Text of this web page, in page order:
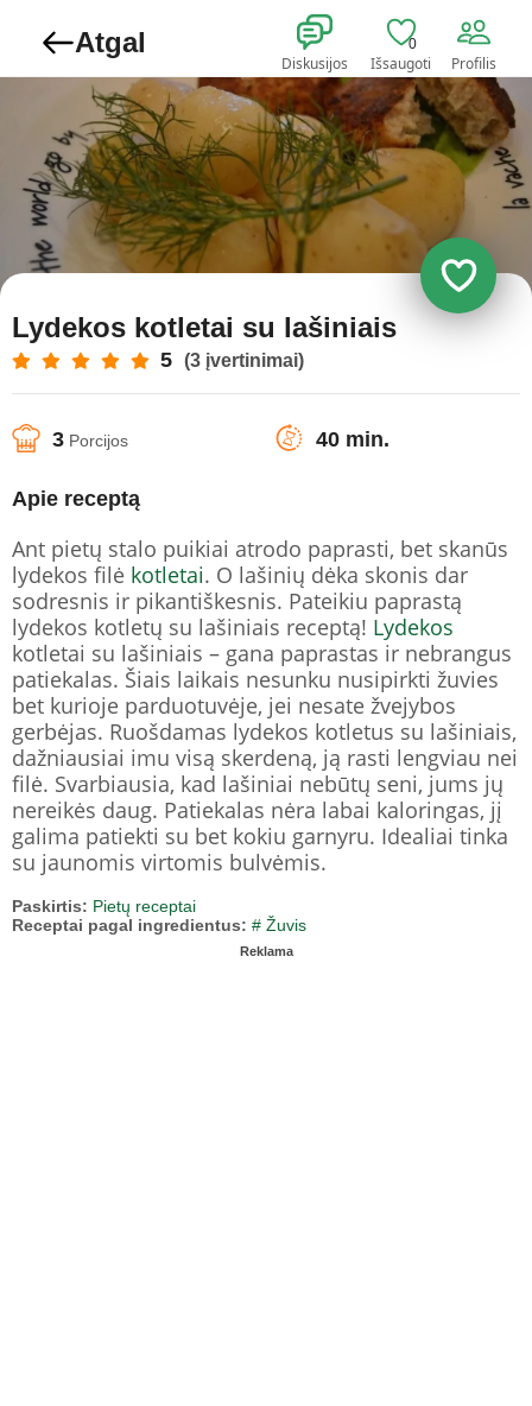
Atgal
Diskusijos
0
Išsaugoti Profilis
Lydekos kotletai su lašiniais
5 (3 įvertinimai)
3 Porcijos 40 min.
Apie receptą
Ant pietų stalo puikiai atrodo paprasti, bet skanūs
lydekos filė kotletai. O lašinių dėka skonis dar
sodresnis ir pikantiškesnis. Pateikiu paprastą
lydekos kotletų su lašiniais receptą! Lydekos
kotletai su lašiniais – gana paprastas ir nebrangus
patiekalas. Šiais laikais nesunku nusipirkti žuvies
bet kurioje parduotuvėje, jei nesate žvejybos
gerbėjas. Ruošdamas lydekos kotletus su lašiniais,
dažniausiai imu visą skerdeną, ją rasti lengviau nei
filė. Svarbiausia, kad lašiniai nebūtų seni, jums jų
nereikės daug. Patiekalas nėra labai kaloringas, jį
galima patiekti su bet kokiu garnyru. Idealiai tinka
su jaunomis virtomis bulvėmis.
Paskirtis: Pietų receptai
Receptai pagal ingredientus: # Žuvis
Reklama